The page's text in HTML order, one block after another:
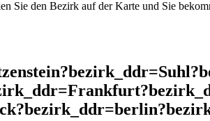
Sie den Bezirk auf der Karte und Sie